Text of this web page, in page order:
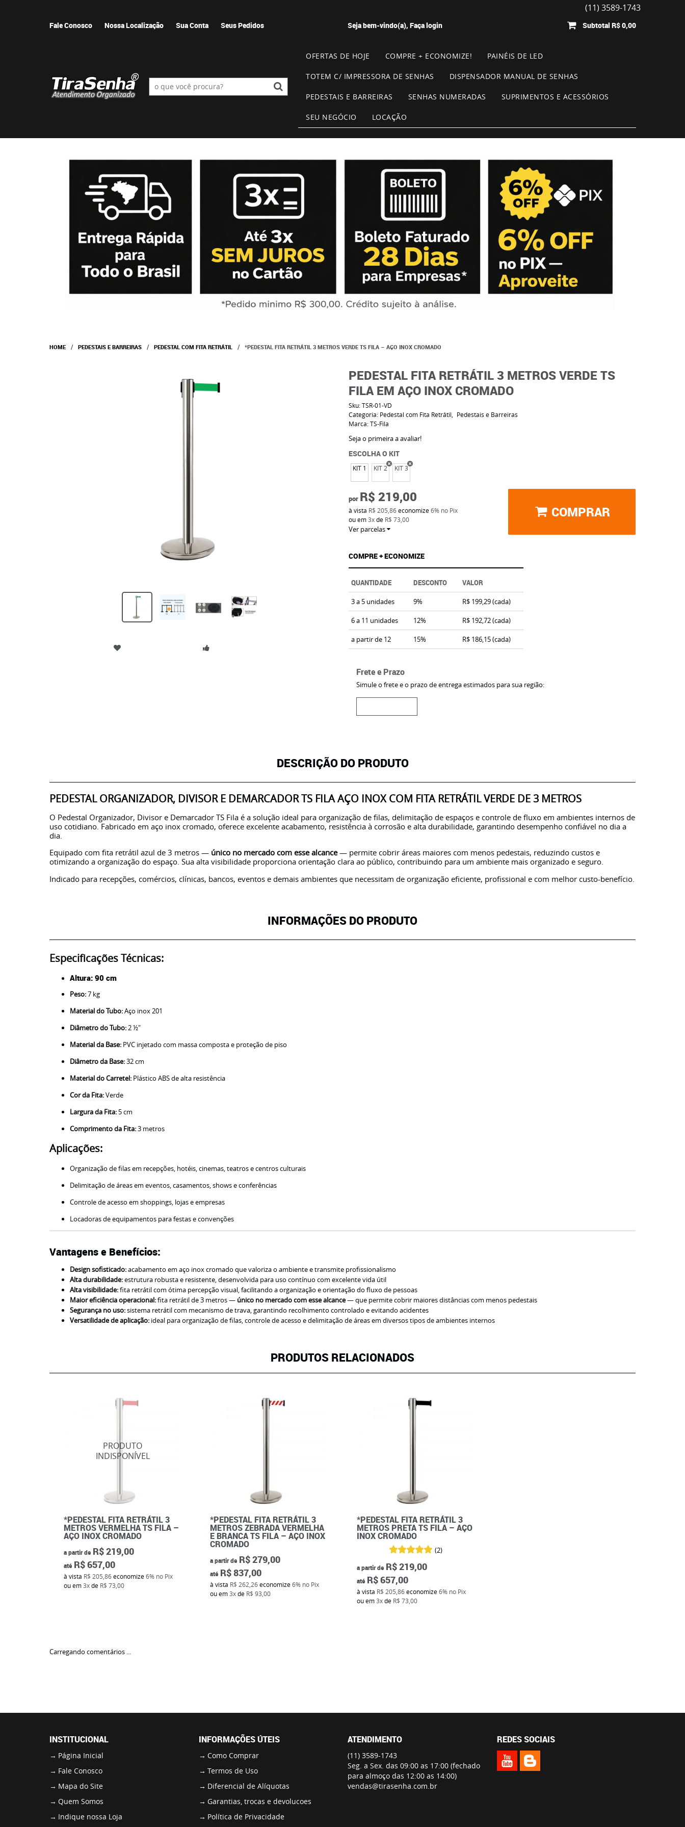
(11) 3589-1743
Fale Conosco Nossa Localização Sua Conta Seus Pedidos Seja bem-vindo(a), Faça login Subtotal R$ 0,00
OFERTAS DE HOJE COMPRE + ECONOMIZE! PAINÉIS DE LED
TOTEM C/ IMPRESSORA DE SENHAS DISPENSADOR MANUAL DE SENHAS
PEDESTAIS E BARREIRAS SENHAS NUMERADAS SUPRIMENTOS E ACESSÓRIOS
SEU NEGÓCIO LOCAÇÃO
HOME PEDESTAIS E BARREIRAS PEDESTAL COM FITA RETRÁTIL *PEDESTAL FITA RETRÁTIL 3 METROS VERDE TS FILA – AÇO INOX CROMADO
PEDESTAL FITA RETRÁTIL 3 METROS VERDE TS
FILA EM AÇO INOX CROMADO
Sku:TSR-01-VD
Categoria: Pedestal com Fita Retrátil
Pedestais e Barreiras
Marca:TS-Fila
Seja o primeira a avaliar!
ESCOLHA O KIT
KIT 1 KIT 2 KIT 3
por R$ 219,00
à vista R$ 205,86economize6% no Pix
ou em3xde R$ 73,00
Ver parcelas
COMPRAR
COMPRE + ECONOMIZE
QUANTIDADE DESCONTO VALOR
3 a 5 unidades 9% R$ 199,29(cada)
6 a 11 unidades 12% R$ 192,72(cada)
a partir de 12 15% R$ 186,15(cada)
Frete e Prazo
Simule o frete e o prazo de entrega estimados para sua região:
DESCRIÇÃO DO PRODUTO
PEDESTAL ORGANIZADOR, DIVISOR E DEMARCADOR TS FILA AÇO INOX COM FITA RETRÁTIL VERDE DE 3 METROS
O Pedestal Organizador, Divisor e Demarcador TS Fila é a solução ideal para organização de filas, delimitação de espaços e controle de fluxo em ambientes internos de
uso cotidiano. Fabricado em aço inox cromado, oferece excelente acabamento, resistência à corrosão e alta durabilidade, garantindo desempenho confiável no dia a
dia.
Equipado com fita retrátil azul de 3 metros — único no mercado com esse alcance— permite cobrir áreas maiores com menos pedestais, reduzindo custos e
otimizando a organização do espaço. Sua alta visibilidade proporciona orientação clara ao público, contribuindo para um ambiente mais organizado e seguro.
Indicado para recepções, comércios, clínicas, bancos, eventos e demais ambientes que necessitam de organização eficiente, profissional e com melhor custo-benefício.
INFORMAÇÕES DO PRODUTO
Especificações Técnicas:
Altura: 90 cm
Peso:7 kg
Material do Tubo:Aço inox 201
Diâmetro do Tubo:2 ½"
Material da Base: PVC injetado com massa composta e proteção de piso
Diâmetro da Base:32 cm
Material do Carretel: Plástico ABS de alta resistência
Cor da Fita:Verde
Largura da Fita: 5 cm
Comprimento da Fita:3 metros
Aplicações:
Organização de filas em recepções, hotéis, cinemas, teatros e centros culturais
Delimitação de áreas em eventos, casamentos, shows e conferências
Controle de acesso em shoppings, lojas e empresas
Locadoras de equipamentos para festas e convenções
Vantagens e Benefícios:
Design sofisticado:acabamento em aço inox cromado que valoriza o ambiente e transmite profissionalismo
Alta durabilidade:estrutura robusta e resistente, desenvolvida para uso contínuo com excelente vida útil
Alta visibilidade:fita retrátil com ótima percepção visual, facilitando a organização e orientação do fluxo de pessoas
Maior eficiência operacional:fita retrátil de 3 metros — único no mercado com esse alcance— que permite cobrir maiores distâncias com menos pedestais
Segurança no uso:sistema retrátil com mecanismo de trava, garantindo recolhimento controlado e evitando acidentes
Versatilidade de aplicação: ideal para organização de filas, controle de acesso e delimitação de áreas em diversos tipos de ambientes internos
PRODUTOS RELACIONADOS
*PEDESTAL FITA RETRÁTIL 3
METROS VERMELHA TS FILA –
AÇO INOX CROMADO
a partir de R$ 219,00
até R$ 657,00
à vista R$ 205,86economize6% no Pix
ou em3xde R$ 73,00
*PEDESTAL FITA RETRÁTIL 3
METROS ZEBRADA VERMELHA
E BRANCA TS FILA – AÇO INOX
CROMADO
a partir de R$ 279,00
até R$ 837,00
à vista R$ 262,26economize6% no Pix
ou em3xde R$ 93,00
*PEDESTAL FITA RETRÁTIL 3
METROS PRETA TS FILA – AÇO
INOX CROMADO
(2)
a partir de R$ 219,00
até R$ 657,00
à vista R$ 205,86economize6% no Pix
ou em3xde R$ 73,00
Carregando comentários ...
INSTITUCIONAL
Página Inicial
Fale Conosco
Mapa do Site
Quem Somos
Indique nossa Loja
INFORMAÇÕES ÚTEIS
Como Comprar
Termos de Uso
Diferencial de Alíquotas
Garantias, trocas e devolucoes
Política de Privacidade
ATENDIMENTO
(11) 3589-1743
Seg. a Sex. das 09:00 as 17:00 (fechado
para almoço das 12:00 as 14:00)
vendas@tirasenha.com.br
REDES SOCIAIS